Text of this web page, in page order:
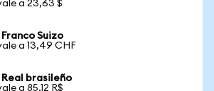
a 23,63 $
Suizo
a 13,49 CHF
brasileño
a 85,12 R$